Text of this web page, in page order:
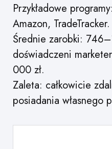
Przykładowe
Amazon, TradeTracker.
Średnie zarobki:
doświadczeni
000 zł.
Zaleta: całkowicie
posiadania własnego